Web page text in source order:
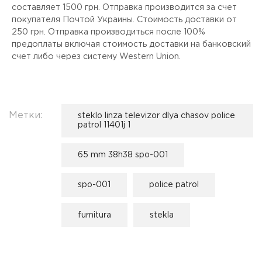
составляет 1500 грн. Отправка производится за счет
покупателя Почтой Украины. Стоимость доставки от
250 грн. Отправка производиться после 100%
предоплаты включая стоимость доставки на банковский
счет либо через систему Western Union.
Метки:
steklo linza televizor dlya chasov police
patrol 11401j 1
65 mm 38h38 spo-001
spo-001 police patrol
furnitura stekla